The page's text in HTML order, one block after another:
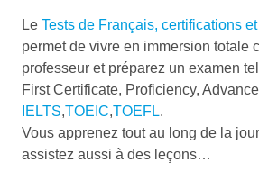
Le Tests de Français, certifications
permet de vivre en immersion totale
professeur et préparez un examen
First Certificate, Proficiency,
IELTS,TOEIC,TOEFL.
Vous apprenez tout au long de la
assistez aussi à des leçons…